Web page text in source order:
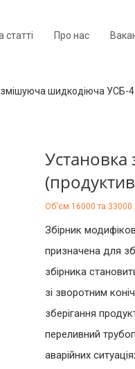
статті Про нас
шидкодіюча УСБ-
Об'єм 16000 та 33000
Збірник
призначена для
збірника
зі зворотним
зберігання
переливний
аварійних